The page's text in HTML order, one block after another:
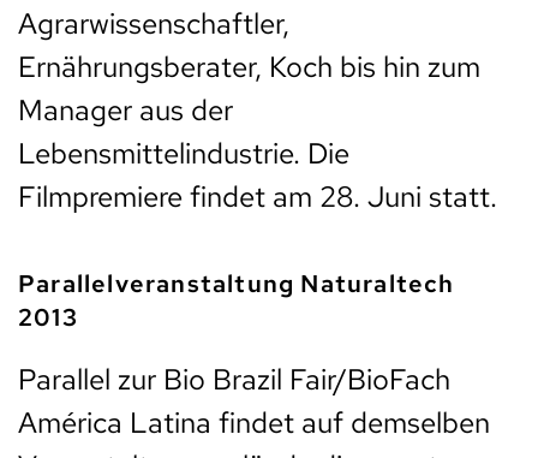
Agrarwissenschaftler,
Ernährungsberater, Koch bis hin zum
Manager aus der
Lebensmittelindustrie. Die
Filmpremiere findet am 28. Juni statt.
Parallelveranstaltung Naturaltech
2013
Parallel zur Bio Brazil Fair/BioFach
América Latina findet auf demselben